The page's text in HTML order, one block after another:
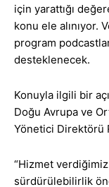
için yarattığı
konu ele alınıyor.
program
desteklenecek.
Konuyla ilgili bir
Doğu Avrupa ve
Yönetici Direktörü
“Hizmet
sürdürülebilirlik